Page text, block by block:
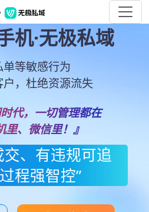
机·无极私域
等敏感行为
，杜绝资源流失
时代，一切管理都在
里、微信里！』
交、有违规可追
程强智控”